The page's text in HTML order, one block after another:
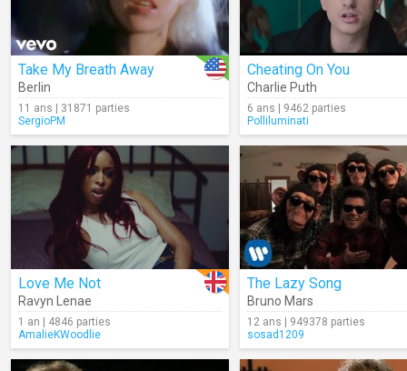
Take My Breath Away
Berlin
11 ans | 31871 parties
SergioPM
Cheating On You
Charlie Puth
6 ans | 9462 parties
Polliluminati
Love Me Not
Ravyn Lenae
1 an | 4846 parties
AmalieKWoodlie
The Lazy Song
Bruno Mars
12 ans | 949378 parties
sosad1209